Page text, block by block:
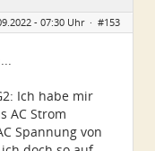
- 07:30 Uhr · #153
Ich habe mir
AC Strom
Spannung von